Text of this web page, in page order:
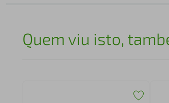
Quem viu isto,